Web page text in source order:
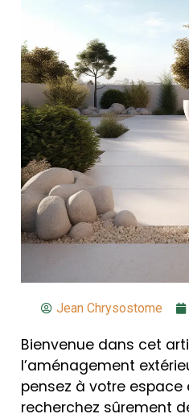
Jean Chrysostome
Bienvenue dans cet
l’aménagement
pensez à votre espace
recherchez sûrement